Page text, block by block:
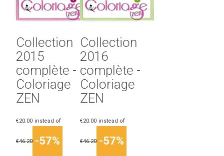
Collection
2015
complète -
Coloriage
ZEN
€20.00 instead of
€46.20 -57%
Collection
2016
complète -
Coloriage
ZEN
€20.00 instead of
€46.20 -57%